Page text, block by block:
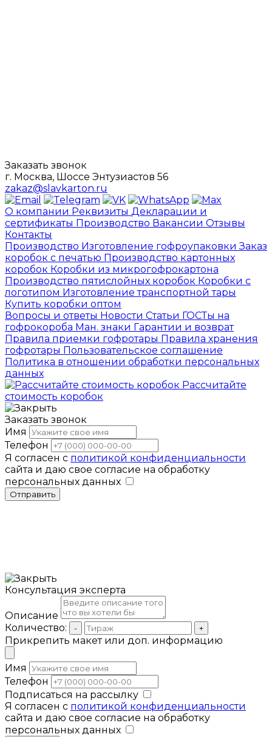
Заказать звонок
г. Москва, Шоссе Энтузиастов 56
zakaz@slavkarton.ru
О компании Реквизиты Декларации и
сертификаты Производство Вакансии Отзывы
Контакты
Производство Изготовление гофроупаковкиЗаказ
коробок с печатью Производство картонных
коробок Коробки из микрогофрокартона
Производство пятислойных коробок Коробки с
логотипом Изготовление транспортной тары
Купить коробки оптом
Вопросы и ответы Новости Статьи ГОСТы на
гофрокороба Ман. знаки Гарантии и возврат
Правила приемки гофротары Правила хранения
гофротары Пользовательское соглашение
Политика в отношении обработки персональных
данных
Рассчитайте
стоимость коробок
Заказать звонок
Имя
Телефон
Я согласен с политикой конфиденциальности
сайта и даю свое согласие на обработку
персональных данных
Отправить
Консультация эксперта
Описание
Количество:
- +
Прикрепить макет или доп. информацию
Имя
Телефон
Подписаться на рассылку
Я согласен с политикой конфиденциальности
сайта и даю свое согласие на обработку
персональных данных